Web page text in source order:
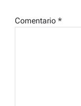
Comentario *